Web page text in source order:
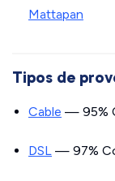
Mattapan
Tipos de
Cable — 95%
DSL — 97%